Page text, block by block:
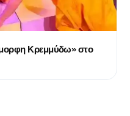
Κρεμμύδω» στο